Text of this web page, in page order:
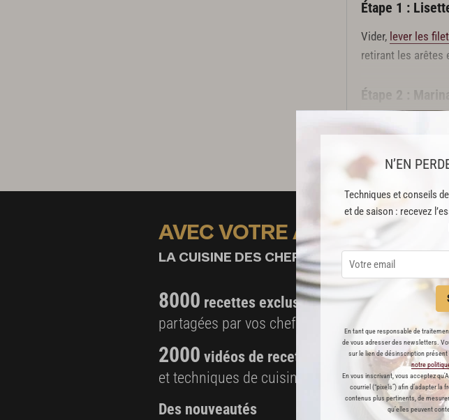
N’EN
Techniques et conseils
et de saison : recevez
En tant que responsable de
de vous adresser des newsletters.
sur le lien de désinscription
notre
En vous inscrivant, vous acceptez
courriel (“pixels”) afin d’adapter
contenus plus pertinents, de
qu’elles peuvent
2 poireaux
2 cl d'huile d'olive
Oursins
15 oursins
Dressage et finitions
Citron noir en poudre
Étape 1 :
Vider, lever les
retirant les arêtes
Étape 2 :
Mélanger tous les
AVEC VOTRE ABONNEMENT
LA CUISINE DES CHEFS, ENFIN ACCESSIBLE !
8000 recettes exclusives
partagées par vos chefs préférés
2000 vidéos de recettes
et techniques de cuisine et pâtisserie
Des nouveautés